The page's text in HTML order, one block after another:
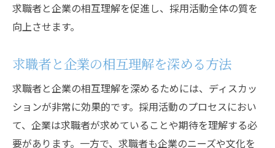
ディスカッションを通じた応募者の理解深
化
応募者の多様なニーズに応える企業の取り
組み
求人活動の効率を高めるディスカッション導入
のメリット
求職者と企業の相互理解を促進し、採用活動全体の質を
向上させます。
求職者と企業の相互理解を深める方法
求職者と企業の相互理解を深めるためには、ディスカッ
ションが非常に効果的です。採用活動のプロセスにおい
て、企業は求職者が求めていることや期待を理解する必
要があります。一方で、求職者も企業のニーズや文化を